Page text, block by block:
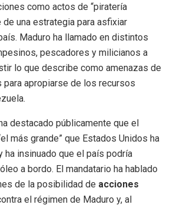
como actos de “piratería
de una estrategia para asfixiar
Maduro ha llamado en distintos
pescadores y milicianos a
lo que describe como amenazas de
para apropiarse de los recursos
destacado públicamente que el
más grande” que Estados Unidos ha
ha insinuado que el país podría
a bordo. El mandatario ha hablado
de la posibilidad de acciones
el régimen de Maduro y, al